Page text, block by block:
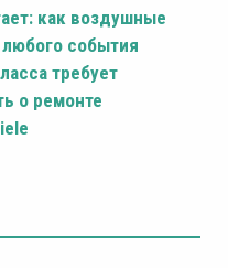
как воздушные
события
требует
о ремонте